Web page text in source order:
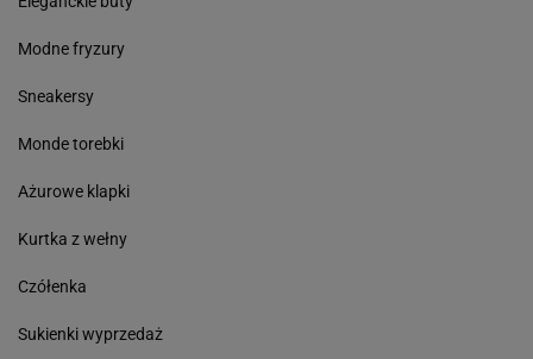
Modne fryzury
Sneakersy
Monde torebki
Ażurowe klapki
Kurtka z wełny
Czółenka
Sukienki wyprzedaż